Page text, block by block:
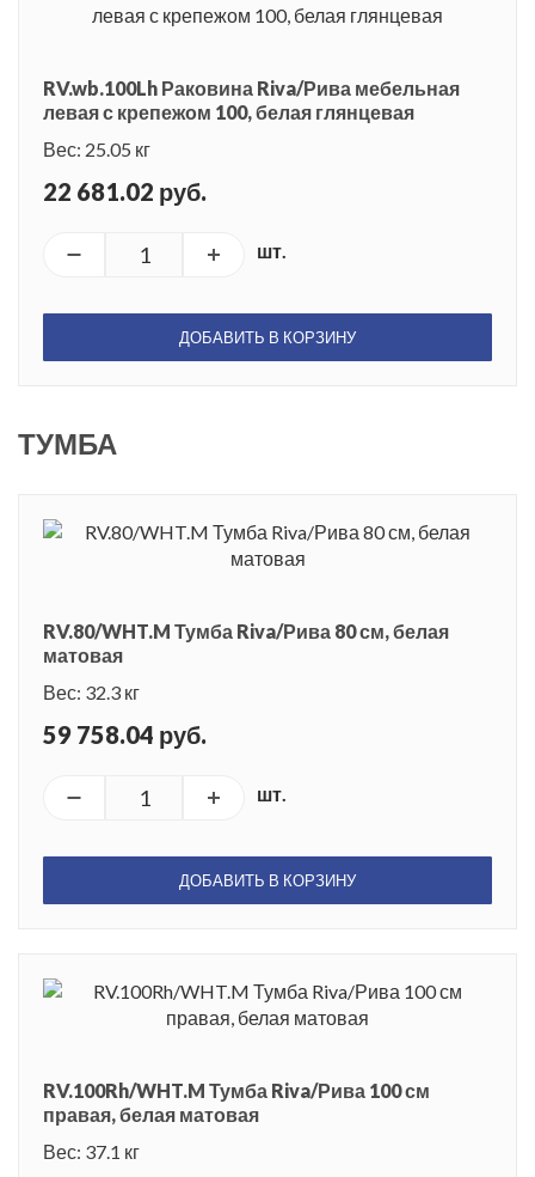
RV.wb.100Lh Раковина Riva/Рива мебельная
левая с крепежом 100, белая глянцевая
Вес: 25.05 кг
22 681.02 руб.
шт.
ДОБАВИТЬ В КОРЗИНУ
ТУМБА
RV.80/WHT.M Тумба Riva/Рива 80 см, белая
матовая
Вес: 32.3 кг
59 758.04 руб.
шт.
ДОБАВИТЬ В КОРЗИНУ
RV.100Rh/WHT.M Тумба Riva/Рива 100 см
правая, белая матовая
Вес: 37.1 кг